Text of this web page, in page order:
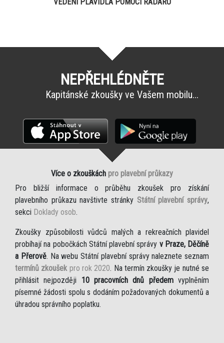
NEPŘEHLÉDNĚTE
Kapitánské zkoušky ve Vašem mobilu...
Více o zkouškách pro plavební průkazy
Pro bližší informace o průběhu zkoušek pro získání
plavebního průkazu navštivte stránky Státní plavební správy,
sekci Doklady osob.
Zkoušky způsobilosti vůdců malých a rekreačních plavidel
probíhají na pobočkách Státní plavební správy v Praze, Děčíně
a Přerově. Na webu Státní plavební správy naleznete seznam
termínů zkoušek pro rok 2020. Na termín zkoušky je nutné se
přihlásit nejpozději 10 pracovních dnů předemvyplněním
písemné žádosti spolu s dodáním požadovaných dokumentů a
úhradou správního poplatku.